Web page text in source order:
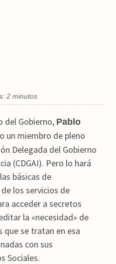
2 minutos
del Gobierno, Pablo
un miembro de pleno
Delegada del Gobierno
(CDGAI). Pero lo hará
básicas de
los servicios de
acceder a secretos
la «necesidad» de
que se tratan en esa
con sus
Sociales.